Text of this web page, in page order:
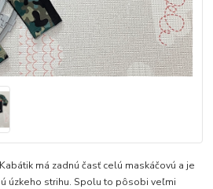
má zadnú časť celú maskáčovú a je
úzkeho strihu. Spolu to pôsobi veľmi